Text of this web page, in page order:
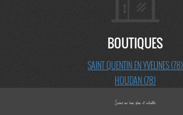
BOUTIQUES
SAINT QUENTIN EN YVELINES (78)
HOUDAN (78)